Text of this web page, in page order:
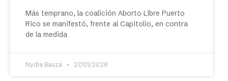
Más temprano, la coalición Aborto Libre Puerto
Rico se manifestó, frente al Capitolio, en contra
de la medida
Nydia Bauzá 27/01/2026